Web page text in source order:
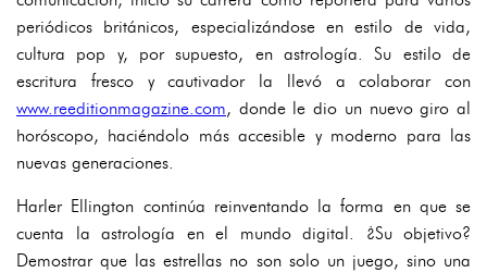
periódicos británicos, especializándose en estilo de vida,
cultura pop y, por supuesto, en astrología. Su estilo de
escritura fresco y cautivador la llevó a colaborar con
www.reeditionmagazine.com, donde le dio un nuevo giro al
horóscopo, haciéndolo más accesible y moderno para las
nuevas generaciones.
Harler Ellington continúa reinventando la forma en que se
cuenta la astrología en el mundo digital. ¿Su objetivo?
Demostrar que las estrellas no son solo un juego, sino una